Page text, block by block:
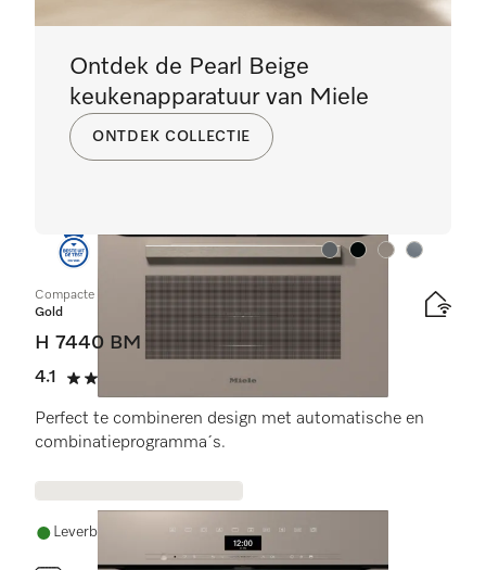
Kleur:Kleur:Kleur:Kleur:
Compacte oven met geïntegreerde magnetron
Gold
H 7440 BM
4.1
4.1 sterren op 5
(7 beoordelingen)
Perfect te combineren design met automatische en
combinatieprogramma´s.
Leverbaar uit voorraad met gratis levering
Ontdek de Pearl Beige
keukenapparatuur van Miele
ONTDEK COLLECTIE